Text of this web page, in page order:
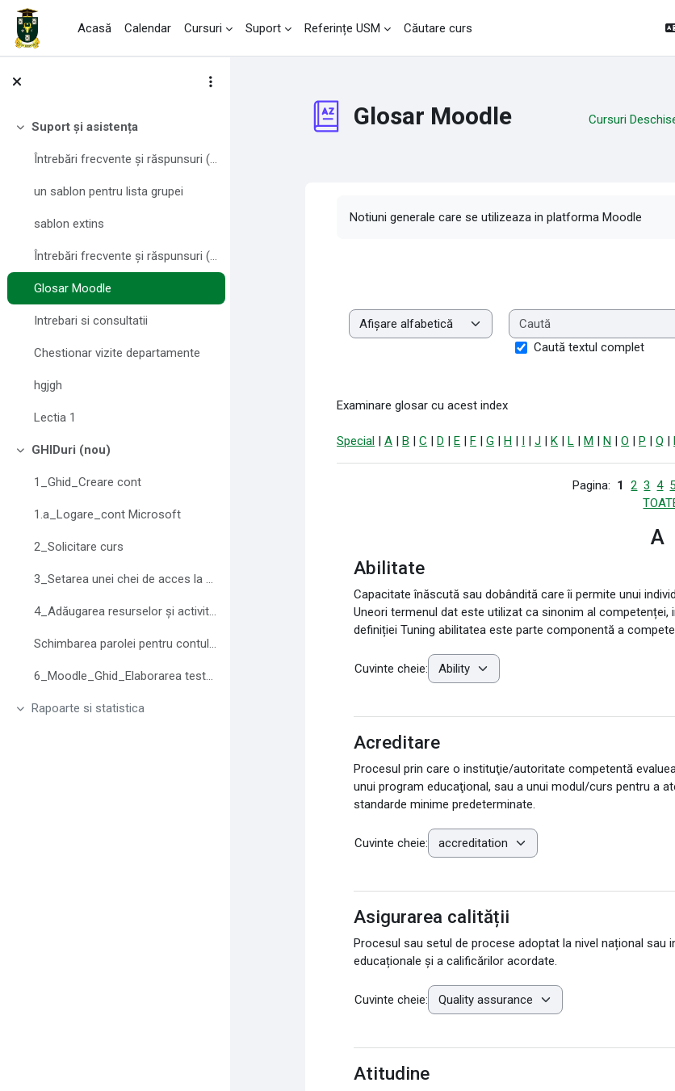
Sari la conţinutul principal
Acasă
Calendar Cursuri Suport Referințe USM Căutare curs
Derulează
Suport și asistența
Întrebări frecvente și răspunsuri (FAQ) pentru profesori
un sablon pentru lista grupei
sablon extins
Întrebări frecvente și răspunsuri (FAQ) pentru studenți
Glosar Moodle
Intrebari si consultatii
Chestionar vizite departamente
hgjgh
Lectia 1
Derulează
GHIDuri (nou)
1_Ghid_Creare cont
1.a_Logare_cont Microsoft
2_Solicitare curs
3_Setarea unei chei de acces la curs
4_Adăugarea resurselor și activităților
Schimbarea parolei pentru contul Moodle
6_Moodle_Ghid_Elaborarea testelor
Derulează
Rapoarte si statistica
Glosar Moodle Cursuri
Notiuni generale care se utilizeaza in platforma Moodle
Examinare glosar cu acest index
Caută textul complet
Examinare glosar cu acest index
Special |A |B |C |D |E |F |G |H | I |J |K |L |M |N |O |P |Q |
Pagina: 1 2 3 4 5
A
Abilitate
Capacitate înăscută sau dobândită care îi permite unui
Uneori termenul dat este utilizat ca sinonim al
definiției Tuning abilitatea este parte componentă a
Cuvinte cheie:
Acreditare
Procesul prin care o instituţie/autoritate competentă
unui program educaţional, sau a unui modul/curs pentru a
standarde minime predeterminate.
Cuvinte cheie:
Asigurarea calității
Procesul sau setul de procese adoptat la nivel național
educaționale și a calificărilor acordate.
Cuvinte cheie:
Atitudine